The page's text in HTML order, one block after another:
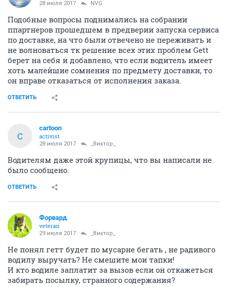
28 июля 2017 NVG
Подобные вопросы поднимались на собрании
ппартнеров прошедшем в предверии запуска сервиса
по доставке, на что были отвечено не переживать и
не волноваться тк решение всех этих проблем Gett
берет на себя и добавлено, что если водитель имеет
хоть малейшие сомнения по предмету доставки, то
он вправе отказаться от исполнения заказа.
ОТВЕТИТЬ
C
cartoon
activist
28 июля 2017 _Виктор_
Водителям даже этой крупицы, что вы написали не
было сообщено.
ОТВЕТИТЬ
Форвард
veteran
29 июля 2017 _Виктор_
Не понял гетт будет по мусарне бегать , не радивого
водилу выручать? Не смешите мои тапки!
И кто водиле заплатит за вызов если он откажеться
забирать посылку, странного содержания?